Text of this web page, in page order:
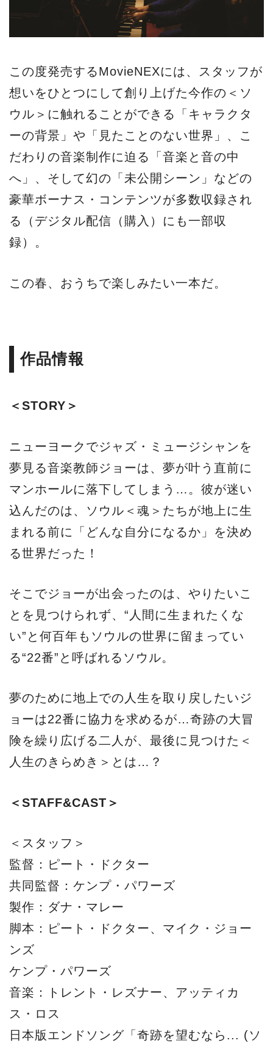
この度発売するMovieNEXには、スタッフが
想いをひとつにして創り上げた今作の＜ソ
ウル＞に触れることができる「キャラクタ
ーの背景」や「見たことのない世界」、こ
だわりの音楽制作に迫る「音楽と音の中
へ」、そして幻の「未公開シーン」などの
豪華ボーナス・コンテンツが多数収録され
る（デジタル配信（購入）にも一部収
録）。
この春、おうちで楽しみたい一本だ。
作品情報
＜STORY＞
ニューヨークでジャズ・ミュージシャンを
夢見る音楽教師ジョーは、夢が叶う直前に
マンホールに落下してしまう…。彼が迷い
込んだのは、ソウル＜魂＞たちが地上に生
まれる前に「どんな自分になるか」を決め
る世界だった！
そこでジョーが出会ったのは、やりたいこ
とを見つけられず、“人間に生まれたくな
い”と何百年もソウルの世界に留まってい
る“22番”と呼ばれるソウル。
夢のために地上での人生を取り戻したいジ
ョーは22番に協力を求めるが…奇跡の大冒
険を繰り広げる二人が、最後に見つけた＜
人生のきらめき＞とは…？
＜STAFF&CAST＞
＜スタッフ＞
監督：ピート・ドクター
共同監督：ケンプ・パワーズ
製作：ダナ・マレー
脚本：ピート・ドクター、マイク・ジョー
ンズ
ケンプ・パワーズ
音楽：トレント・レズナー、アッティカ
ス・ロス
日本版エンドソング「奇跡を望むなら... (ソ